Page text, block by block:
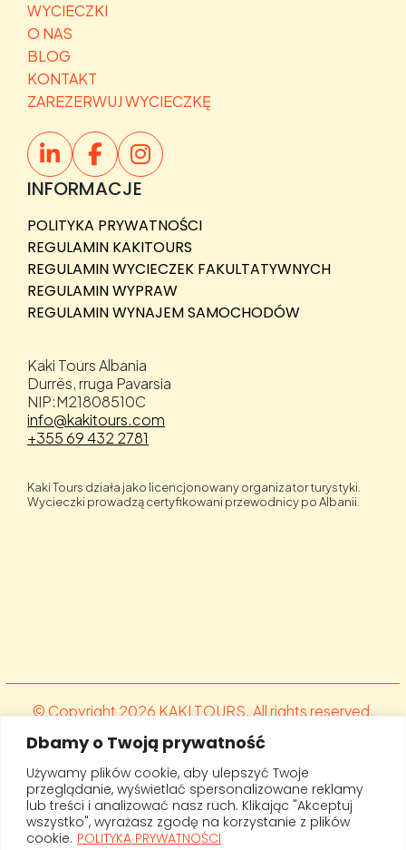
Dbamy o Twoją prywatność
Używamy plików cookie, aby ulepszyć Twoje
przeglądanie, wyświetlać spersonalizowane reklamy
lub treści i analizować nasz ruch. Klikając "Akceptuj
wszystko", wyrażasz zgodę na korzystanie z plików
cookie. POLITYKA PRYWATNOŚCI
WYCIECZKI
O NAS
BLOG
KONTAKT
ZAREZERWUJ WYCIECZKĘ
INFORMACJE
POLITYKA PRYWATNOŚCI
REGULAMIN KAKITOURS
REGULAMIN WYCIECZEK FAKULTATYWNYCH
REGULAMIN WYPRAW
REGULAMIN WYNAJEM SAMOCHODÓW
Kaki Tours Albania
Durrës, rruga Pavarsia
NIP:M21808510C
info@kakitours.com
+355 69 432 2781
Kaki Tours działa jako licencjonowany organizator turystyki.
Wycieczki prowadzą certyfikowani przewodnicy po Albanii.
© Copyright 2026 KAKI TOURS. All rights reserved.
by Fit.al